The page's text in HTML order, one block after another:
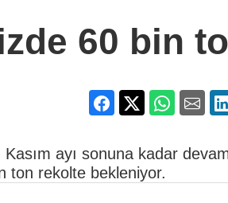
60 bin
ayı sonuna kadar
ton rekolte bekleniyor.